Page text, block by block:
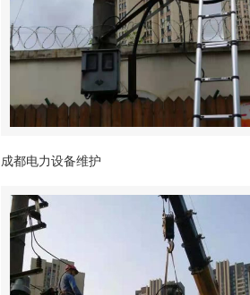
成都电力设备维护